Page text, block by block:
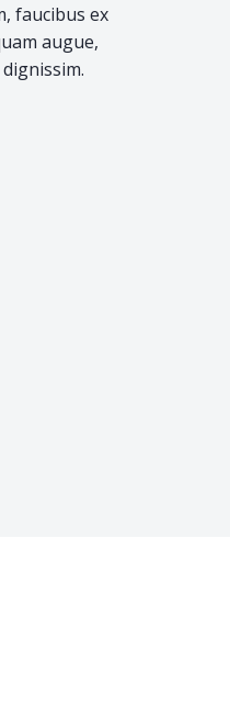
faucibus ex
augue,